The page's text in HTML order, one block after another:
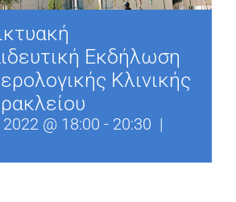
Εκδήλωση
Κλινικής
@ 18:00 - 20:30 |